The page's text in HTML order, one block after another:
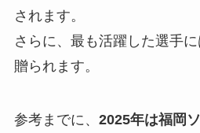
されます。
さらに、最も活躍した選手
贈られます。
参考までに、 2025年は福岡